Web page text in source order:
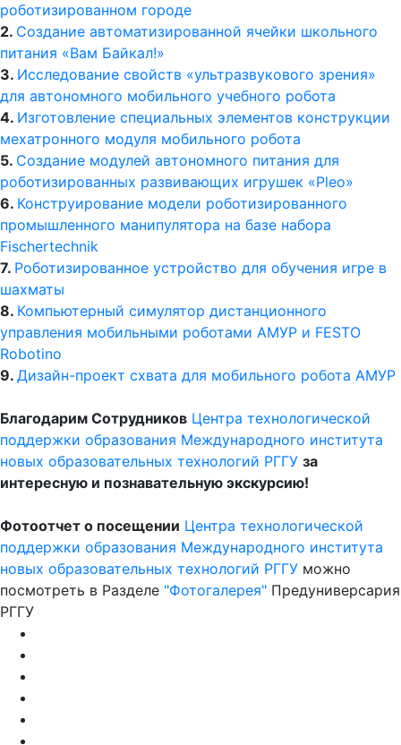
2.Создание автоматизированной ячейки школьного
питания «Вам Байкал!»
3.Исследование свойств «ультразвукового зрения»
для автономного мобильного учебного робота
4.Изготовление специальных элементов конструкции
мехатронного модуля мобильного робота
5.Создание модулей автономного питания для
роботизированных развивающих игрушек «Pleo»
6.Конструирование модели роботизированного
промышленного манипулятора на базе набора
Fischertechnik
7.Роботизированное устройство для обучения игре в
шахматы
8.Компьютерный симулятор дистанционного
управления мобильными роботами АМУР и FESTO
Robotino
9.Дизайн-проект схвата для мобильного робота АМУР
поддержки образованияМеждународного института
новых образовательных технологий РГГУ за
интересную и познавательную экскурсию!
поддержки образования Международного института
новых образовательных технологий РГГУможно
посмотреть в Разделе"Фотогалерея"Предуниверсария
РГГУ